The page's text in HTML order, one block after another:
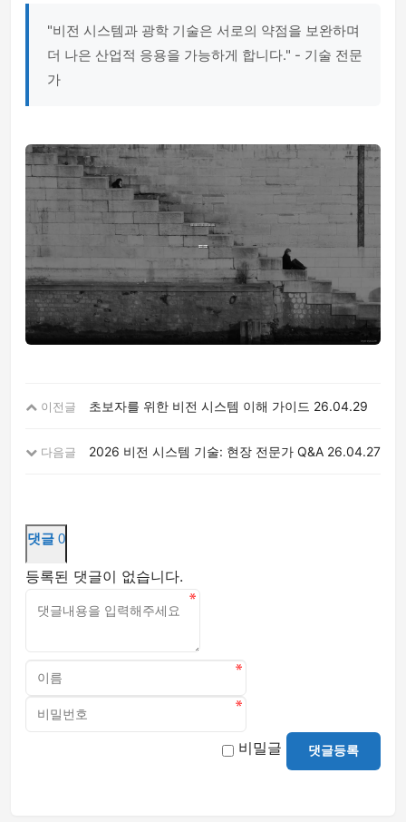
"비전 시스템과 광학 기술은 서로의 약점을 보완하며
더 나은 산업적 응용을 가능하게 합니다." - 기술 전문
가
이전글 초보자를 위한 비전 시스템 이해 가이드 26.04.29
다음글 2026 비전 시스템 기술: 현장 전문가 Q&A 26.04.27
댓글 0
등록된 댓글이 없습니다.
비밀글 댓글등록